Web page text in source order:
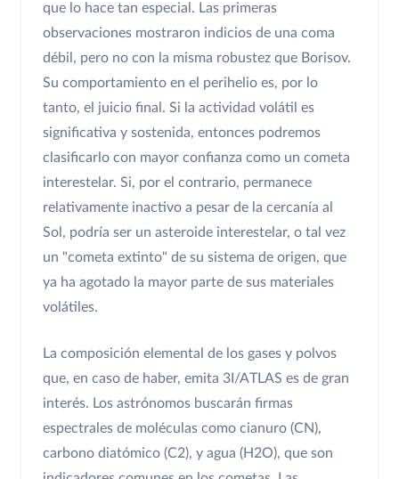
que lo hace tan especial. Las primeras
observaciones mostraron indicios de una coma
débil, pero no con la misma robustez que Borisov.
Su comportamiento en el perihelio es, por lo
tanto, el juicio final. Si la actividad volátil es
significativa y sostenida, entonces podremos
clasificarlo con mayor confianza como un cometa
interestelar. Si, por el contrario, permanece
relativamente inactivo a pesar de la cercanía al
Sol, podría ser un asteroide interestelar, o tal vez
un "cometa extinto" de su sistema de origen, que
ya ha agotado la mayor parte de sus materiales
volátiles.
La composición elemental de los gases y polvos
que, en caso de haber, emita 3I/ATLAS es de gran
interés. Los astrónomos buscarán firmas
espectrales de moléculas como cianuro (CN),
carbono diatómico (C2), y agua (H2O), que son